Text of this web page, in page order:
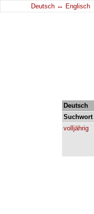
Deutsch ↔ Englisch
Deutsch
Suchwort
volljährig